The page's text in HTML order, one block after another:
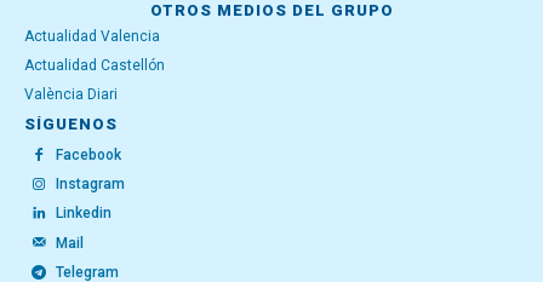
OTROS MEDIOS DEL GRUPO
Actualidad Valencia
Actualidad Castellón
València Diari
SÍGUENOS
Facebook
Instagram
Linkedin
Mail
Telegram